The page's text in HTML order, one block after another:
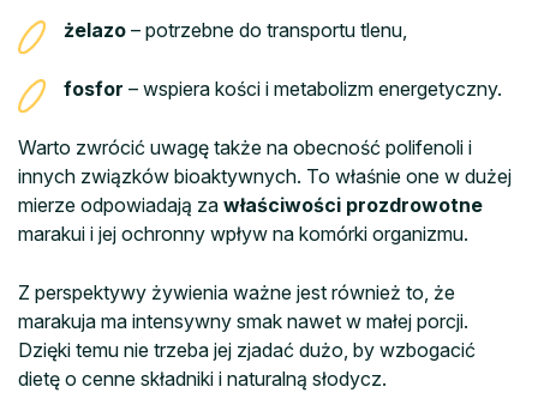
żelazo – potrzebne do transportu tlenu,
fosfor – wspiera kości i metabolizm energetyczny.
Warto zwrócić uwagę także na obecność polifenoli i
innych związków bioaktywnych. To właśnie one w dużej
mierze odpowiadają za właściwości prozdrowotne
marakui i jej ochronny wpływ na komórki organizmu.
Z perspektywy żywienia ważne jest również to, że
marakuja ma intensywny smak nawet w małej porcji.
Dzięki temu nie trzeba jej zjadać dużo, by wzbogacić
dietę o cenne składniki i naturalną słodycz.